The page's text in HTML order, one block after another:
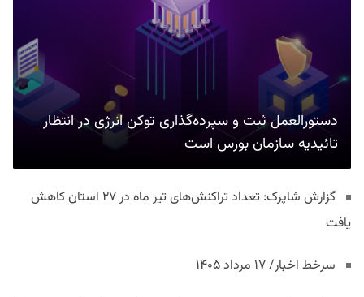
دستورالعمل ثبت و سپرده‌گذاری توکن انرژی در انتظار
تائیدیه سازمان بورس است
گزارش شاپرک: تعداد تراکنش‌های تیر ماه در ۲۷ استان‌ کاهش
یافت
سرخط اخبار/ ۱۷ مرداد ۱۴۰۵